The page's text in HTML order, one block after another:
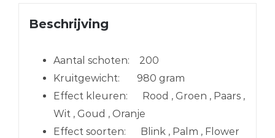
Beschrijving
Aantal schoten: 200
Kruitgewicht: 980 gram
Effect kleuren: Rood , Groen , Paars ,
Wit , Goud , Oranje
Effect soorten: Blink , Palm , Flower